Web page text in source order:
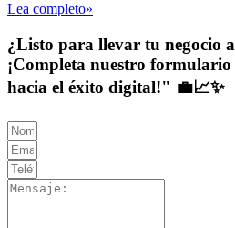
Lea completo»
¿Listo para llevar tu negocio
¡Completa nuestro
hacia el éxito digital!" 💼📈✨